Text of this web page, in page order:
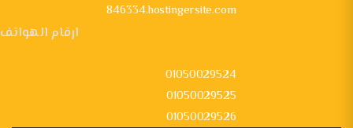
846334.hostingersite.com
ارقام الهواتف
01050029524
01050029525
01050029526